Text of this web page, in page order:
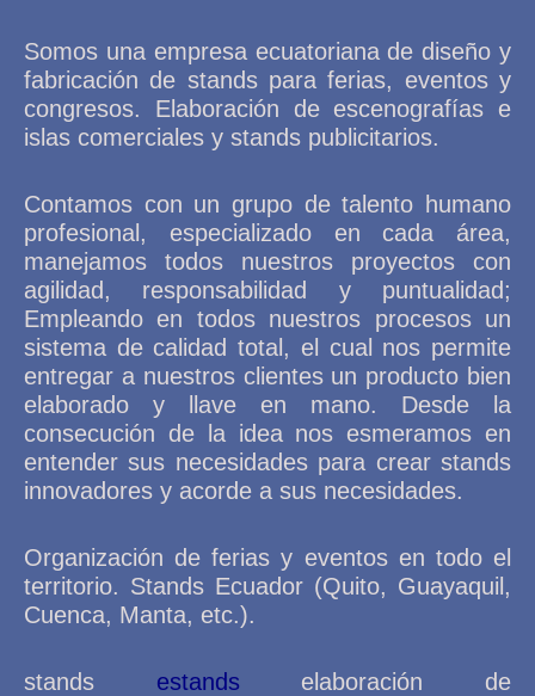
Somos una empresa ecuatoriana de diseño y
fabricación de stands para ferias, eventos y
congresos. Elaboración de escenografías e
islas comerciales y stands publicitarios.
Contamos con un grupo de talento humano
profesional, especializado en cada área,
manejamos todos nuestros proyectos con
agilidad, responsabilidad y puntualidad;
Empleando en todos nuestros procesos un
sistema de calidad total, el cual nos permite
entregar a nuestros clientes un producto bien
elaborado y llave en mano. Desde la
consecución de la idea nos esmeramos en
entender sus necesidades para crear stands
innovadores y acorde a sus necesidades.
Organización de ferias y eventos en todo el
territorio. Stands Ecuador (Quito, Guayaquil,
Cuenca, Manta, etc.).
stands estands elaboración de